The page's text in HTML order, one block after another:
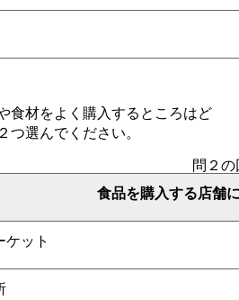
食材をよく購入するところはど
選んでください。
食品を購入する店舗
問２
ット